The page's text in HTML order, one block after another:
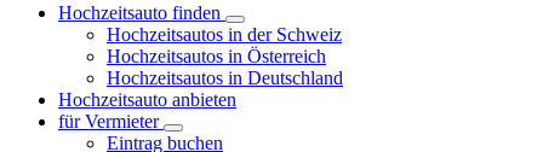
Hochzeitsauto finden
Hochzeitsautos in der Schweiz
Hochzeitsautos in Österreich
Hochzeitsautos in Deutschland
Hochzeitsauto anbieten
für Vermieter
Eintrag buchen